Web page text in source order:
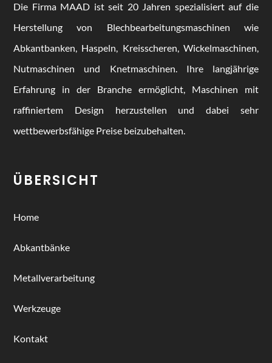
Die Firma MAAD ist seit 20 Jahren spezialisiert auf die
Herstellung von Blechbearbeitungsmaschinen wie
Abkantbanken, Haspeln, Kreisscheren, Wickelmaschinen,
Nutmaschinen und Knetmaschinen. Ihre langjährige
Erfahrung in der Branche ermöglicht, Maschinen mit
raffiniertem Design herzustellen und dabei sehr
wettbewerbsfähige Preise beizubehalten.
ÜBERSICHT
Home
Abkantbänke
Metallverarbeitung
Werkzeuge
Kontakt